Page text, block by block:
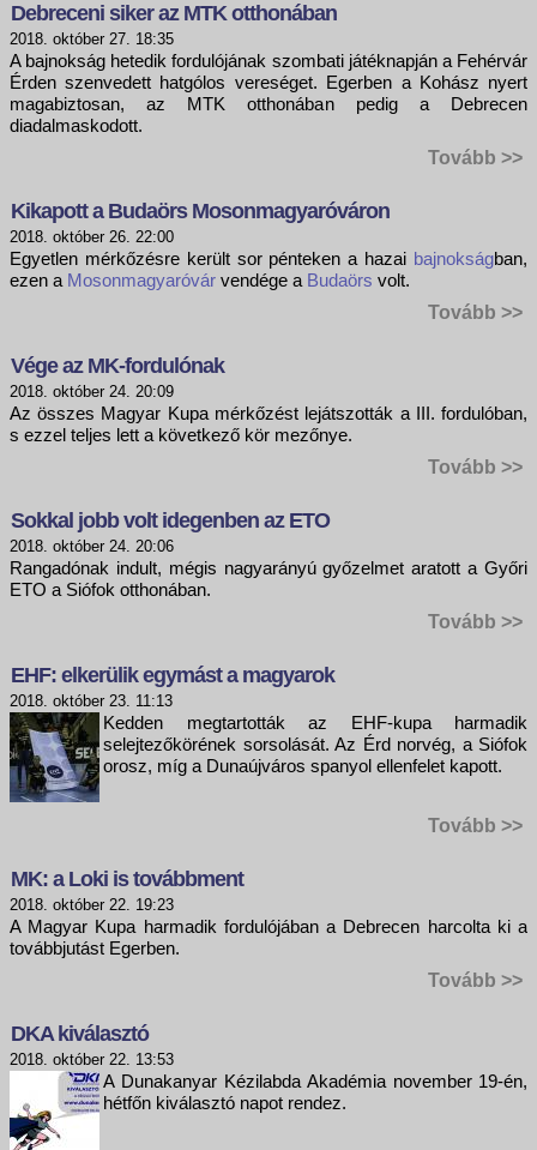
Debreceni siker az MTK otthonában
2018. október 27. 18:35
A bajnokság hetedik fordulójának szombati játéknapján a Fehérvár
Érden szenvedett hatgólos vereséget. Egerben a Kohász nyert
magabiztosan, az MTK otthonában pedig a Debrecen
diadalmaskodott.
Tovább >>
Kikapott a Budaörs Mosonmagyaróváron
2018. október 26. 22:00
Egyetlen mérkőzésre került sor pénteken a hazai bajnokságban,
ezen a Mosonmagyaróvárvendége a Budaörs volt.
Tovább >>
Vége az MK-fordulónak
2018. október 24. 20:09
Az összes Magyar Kupa mérkőzést lejátszották a III. fordulóban,
s ezzel teljes lett a következő kör mezőnye.
Tovább >>
Sokkal jobb volt idegenben az ETO
2018. október 24. 20:06
Rangadónak indult, mégis nagyarányú győzelmet aratott a Győri
ETO a Siófok otthonában.
Tovább >>
EHF: elkerülik egymást a magyarok
2018. október 23. 11:13
Kedden megtartották az EHF-kupa harmadik
selejtezőkörének sorsolását. Az Érd norvég, a Siófok
orosz, míg a Dunaújváros spanyol ellenfelet kapott.
Tovább >>
MK: a Loki is továbbment
2018. október 22. 19:23
A Magyar Kupa harmadik fordulójában a Debrecen harcolta ki a
továbbjutást Egerben.
Tovább >>
DKA kiválasztó
2018. október 22. 13:53
A Dunakanyar Kézilabda Akadémia november 19-én,
hétfőn kiválasztó napot rendez.